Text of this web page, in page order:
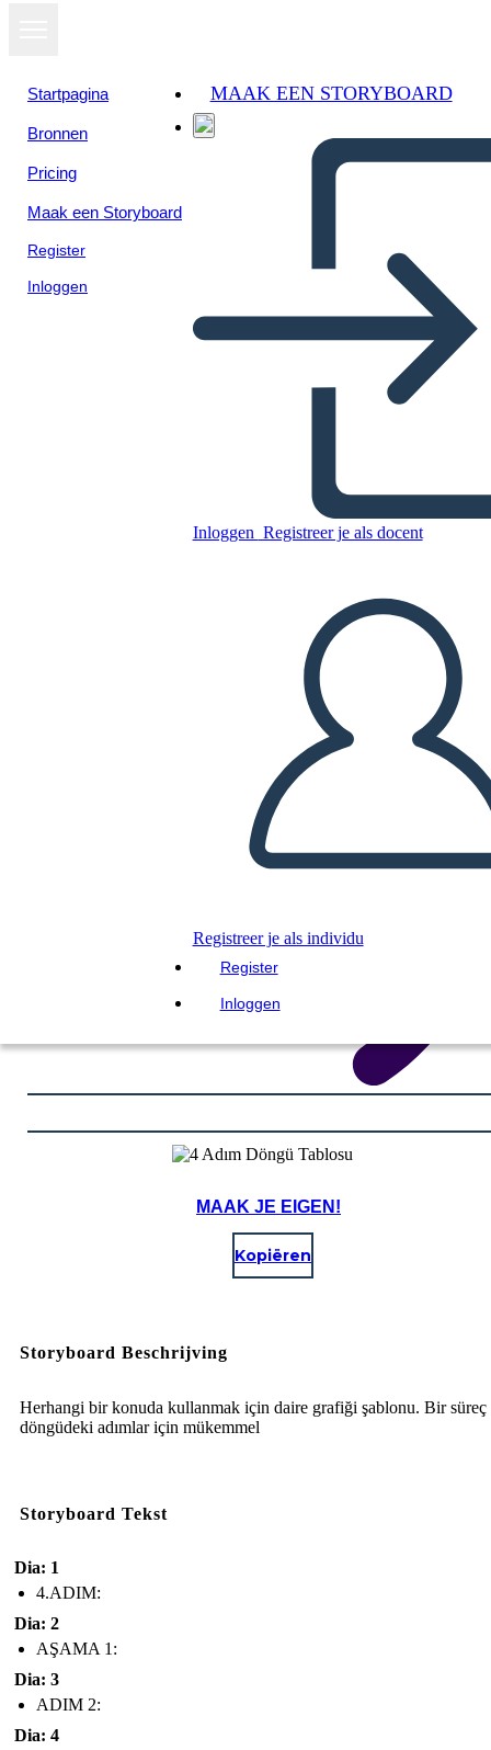
Startpagina
Bronnen
Pricing
Maak een Storyboard
Register
Inloggen
MAAK EEN STORYBOARD
Inloggen Registreer je als docent
Registreer je als individu
Register
Inloggen
Kopieer dit Storyboard
DIAVOORSTELLING AFSPELEN
LEES MIJ VOOR
MAAK JE EIGEN!
Kopiëren
Storyboard Beschrijving
Herhangi bir konuda kullanmak için daire grafiği şablonu. Bir süreç
döngüdeki adımlar için mükemmel
Storyboard Tekst
Dia: 1
4.ADIM:
Dia: 2
AŞAMA 1:
Dia: 3
ADIM 2:
Dia: 4